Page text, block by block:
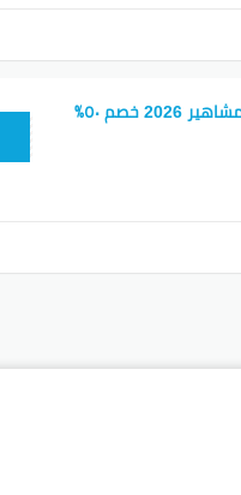
كود خصم نون المشاهير 2026 خصم ٥٠٪